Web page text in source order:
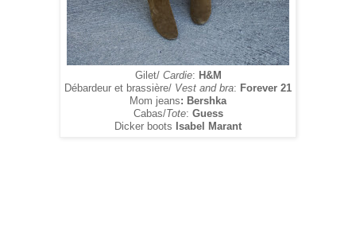
Gilet/Cardie: H&M
Débardeur et brassière/ Vest and bra: Forever 21
Mom jeans: Bershka
Cabas/Tote: Guess
Dicker boots
Isabel Marant